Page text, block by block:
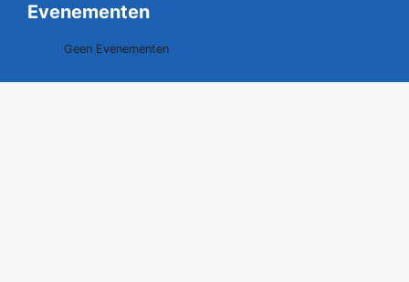
Evenementen
Geen Evenementen